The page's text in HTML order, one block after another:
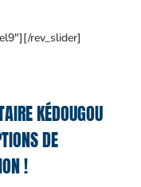
rev_slider]
KÉDOUGOU
DE
!